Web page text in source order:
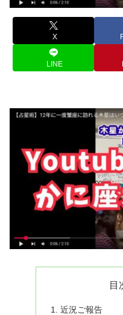
X
LINE
目
近況ご報告